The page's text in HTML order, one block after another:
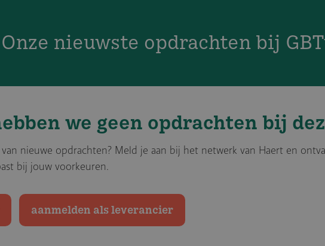
Onze nieuwste opdrachten bij
we geen opdrachten bij
nieuwe opdrachten? Meld je aan bij het netwerk van Haert en
bij jouw voorkeuren.
aanmelden als leverancier